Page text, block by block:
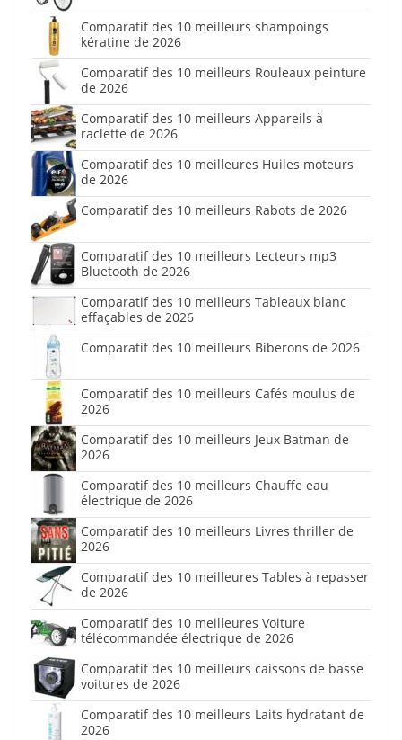
Comparatif des 10 meilleurs shampoings
kératine de 2026
Comparatif des 10 meilleurs Rouleaux peinture
de 2026
Comparatif des 10 meilleurs Appareils à
raclette de 2026
Comparatif des 10 meilleures Huiles moteurs
de 2026
Comparatif des 10 meilleurs Rabots de 2026
Comparatif des 10 meilleurs Lecteurs mp3
Bluetooth de 2026
Comparatif des 10 meilleurs Tableaux blanc
effaçables de 2026
Comparatif des 10 meilleurs Biberons de 2026
Comparatif des 10 meilleurs Cafés moulus de
2026
Comparatif des 10 meilleurs Jeux Batman de
2026
Comparatif des 10 meilleurs Chauffe eau
électrique de 2026
Comparatif des 10 meilleurs Livres thriller de
2026
Comparatif des 10 meilleures Tables à repasser
de 2026
Comparatif des 10 meilleures Voiture
télécommandée électrique de 2026
Comparatif des 10 meilleurs caissons de basse
voitures de 2026
Comparatif des 10 meilleurs Laits hydratant de
2026